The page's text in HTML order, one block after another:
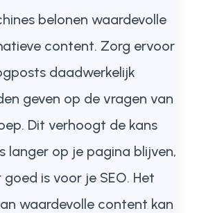
belonen waardevolle
content. Zorg ervoor
daadwerkelijk
geven op de vragen van
Dit verhoogt de kans
langer op je pagina blijven,
is voor je SEO. Het
waardevolle content kan